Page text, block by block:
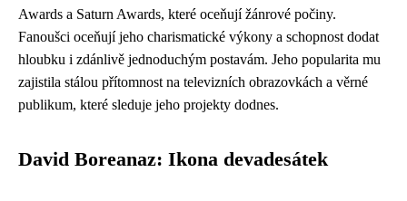
Awards a Saturn Awards, které oceňují žánrové počiny.
Fanoušci oceňují jeho charismatické výkony a schopnost dodat
hloubku i zdánlivě jednoduchým postavám. Jeho popularita mu
zajistila stálou přítomnost na televizních obrazovkách a věrné
publikum, které sleduje jeho projekty dodnes.
David Boreanaz: Ikona devadesátek